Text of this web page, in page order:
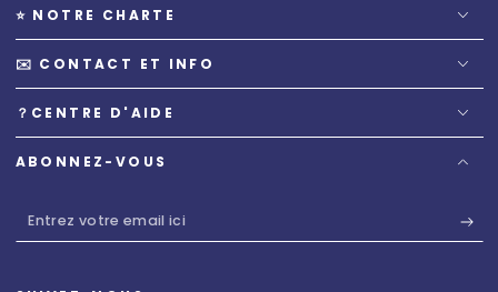
⭐️ NOTRE CHARTE
✉️ CONTACT ET INFO
？CENTRE D'AIDE
ABONNEZ-VOUS
Entrez
votre